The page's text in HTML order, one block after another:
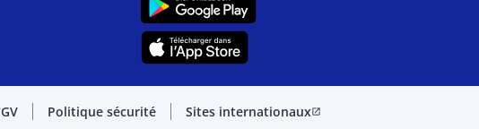
Politique sécurité Sites internationauxopen_in_new